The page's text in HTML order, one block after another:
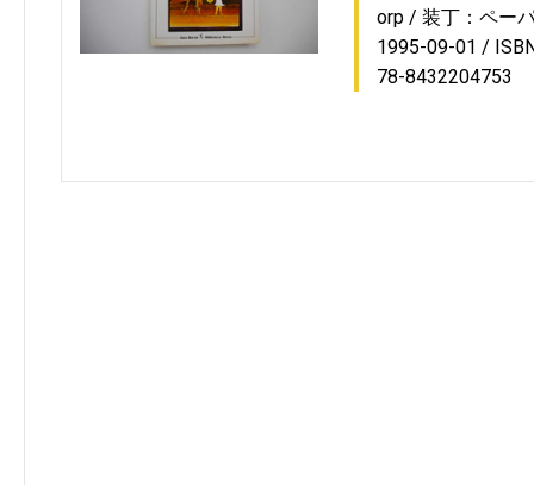
orp
装丁：ペー
1995-09-01
78-8432204753